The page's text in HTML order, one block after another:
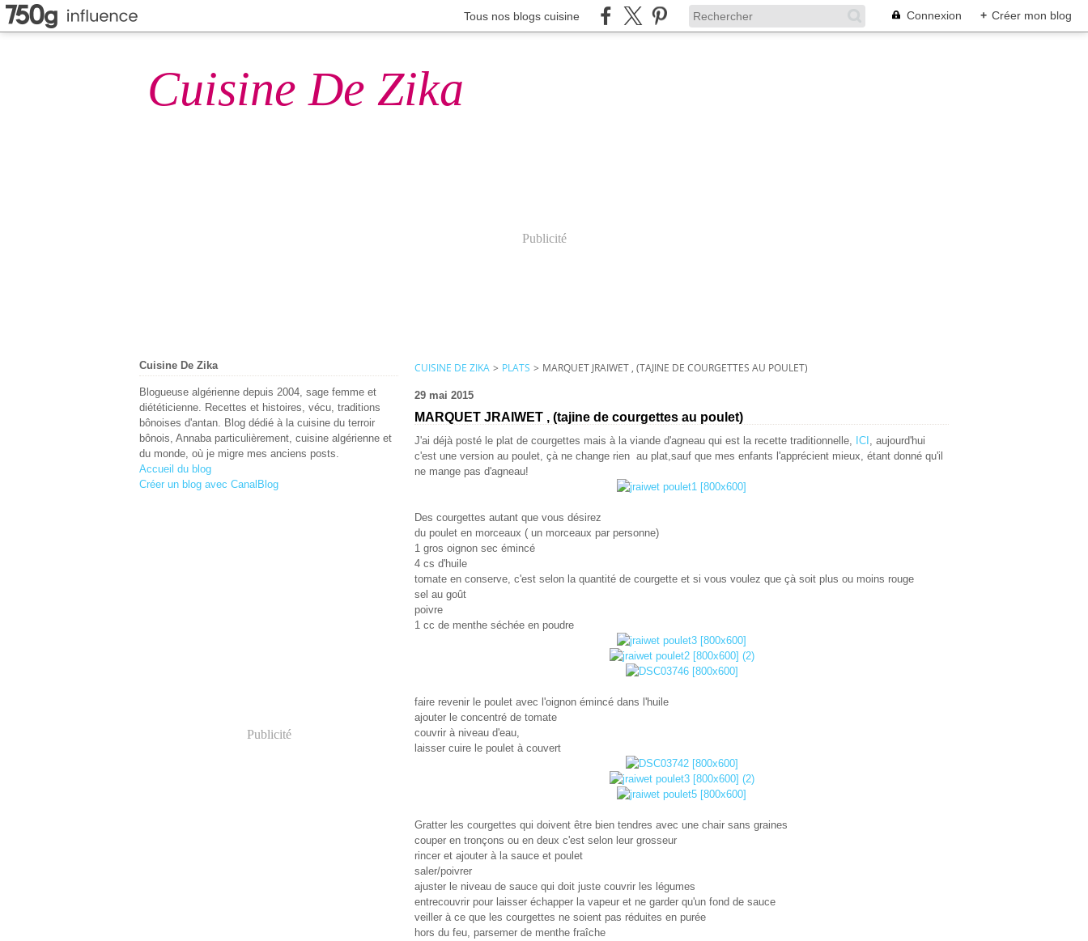
Tous nos blogs cuisine Connexion + Créer mon blog
Cuisine De Zika
Publicité
Cuisine De Zika
Blogueuse algérienne depuis 2004, sage femme et
diététicienne. Recettes et histoires, vécu, traditions
bônoises d'antan. Blog dédié à la cuisine du terroir
bônois, Annaba particulièrement, cuisine algérienne et
du monde, où je migre mes anciens posts.
Accueil du blog
Créer un blog avec CanalBlog
Publicité
CUISINE DE ZIKA > PLATS > MARQUET JRAIWET , (TAJINE DE COURGETTES AU POULET)
29 mai 2015
MARQUET JRAIWET , (tajine de courgettes au poulet)
J'ai déjà posté le plat de courgettes mais à la viande d'agneau qui est la recette traditionnelle, ICI , aujourd'hui
c'est une version au poulet, çà ne change rien au plat,sauf que mes enfants l'apprécient mieux, étant donné qu'il
ne mange pas d'agneau!
Des courgettes autant que vous désirez
du poulet en morceaux ( un morceaux par personne)
1 gros oignon sec émincé
4 cs d'huile
tomate en conserve, c'est selon la quantité de courgette et si vous voulez que çà soit plus ou moins rouge
sel au goût
poivre
1 cc de menthe séchée en poudre
faire revenir le poulet avec l'oignon émincé dans l'huile
ajouter le concentré de tomate
couvrir à niveau d'eau,
laisser cuire le poulet à couvert
Gratter les courgettes qui doivent être bien tendres avec une chair sans graines
couper en tronçons ou en deux c'est selon leur grosseur
rincer et ajouter à la sauce et poulet
saler/poivrer
ajuster le niveau de sauce qui doit juste couvrir les légumes
entrecouvrir pour laisser échapper la vapeur et ne garder qu'un fond de sauce
veiller à ce que les courgettes ne soient pas réduites en purée
hors du feu, parsemer de menthe fraîche